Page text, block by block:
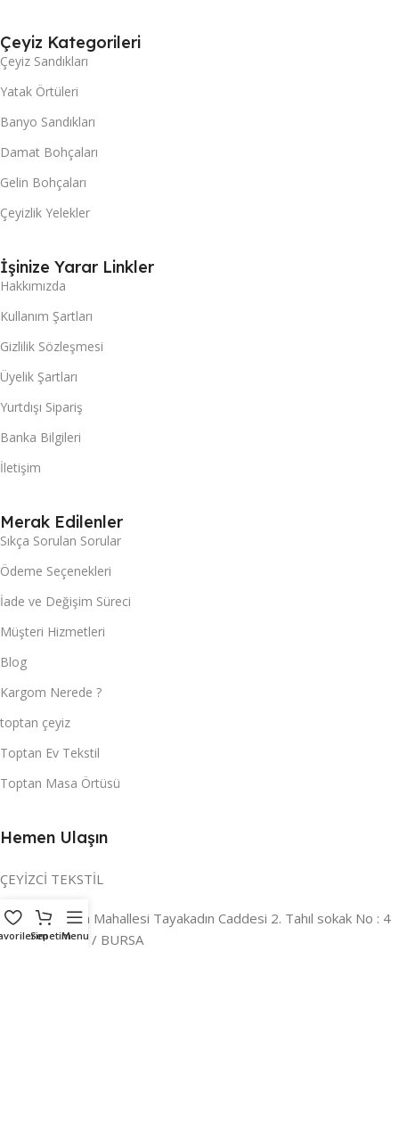
Çeyiz Kategorileri
Çeyiz Sandıkları
Yatak Örtüleri
Banyo Sandıkları
Damat Bohçaları
Gelin Bohçaları
Çeyizlik Yelekler
İşinize Yarar Linkler
Hakkımızda
Kullanım Şartları
Gizlilik Sözleşmesi
Üyelik Şartları
Yurtdışı Sipariş
Banka Bilgileri
İletişim
Merak Edilenler
Sıkça Sorulan Sorular
Ödeme Seçenekleri
İade ve Değişim Süreci
Müşteri Hizmetleri
Blog
Kargom Nerede ?
toptan çeyiz
Toptan Ev Tekstil
Toptan Masa Örtüsü
Hemen Ulaşın
ÇEYİZCİ TEKSTİL
Adres:Reyhan Mahallesi Tayakadın Caddesi 2. Tahıl sokak No : 4
/ a Osmangazi / BURSA
SepetimMenu